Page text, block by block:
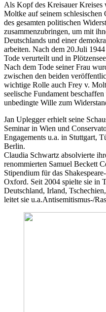
Als Kopf des Kreisauer Kreises
Moltke auf seinem schlesischen
des gesamten politischen
zusammenzubringen, um mit
Deutschlands und einer
arbeiten. Nach dem 20.Juli
Tode verurteilt und in
Nach dem Tode seiner Frau
zwischen den beiden
wichtige Rolle auch Frey v.
seelische Fundament
unbedingte Wille zum
Jan Uplegger erhielt seine
Seminar in Wien und
Engagements u.a. in Stuttgart,
Berlin.
Claudia Schwartz absolvierte
renommierten Samuel Beckett
Stipendium für das
Oxford. Seit 2004 spielte sie in
Deutschland, Irland,
leitet sie u.a.Antisemitismus-/